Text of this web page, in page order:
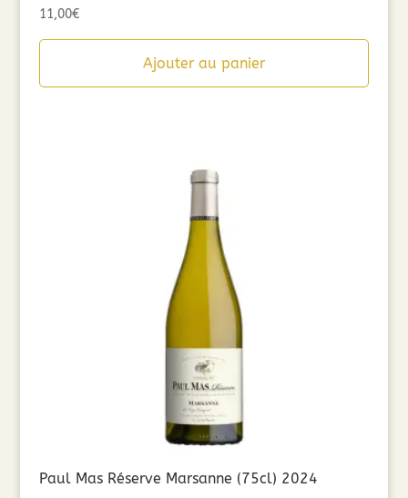
11,00€
Ajouter au panier
Paul Mas Réserve Marsanne (75cl) 2024